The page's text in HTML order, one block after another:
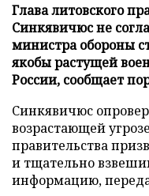
Глава литовского
Синкявичюс не
министра обороны
якобы растущей
России, сообщает
Синкявичюс
возрастающей
правительства
и тщательно
информацию,